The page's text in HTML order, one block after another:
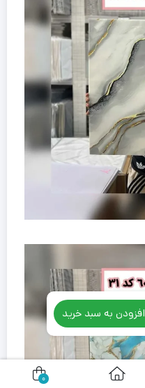
افزودن به سبد خرید
0